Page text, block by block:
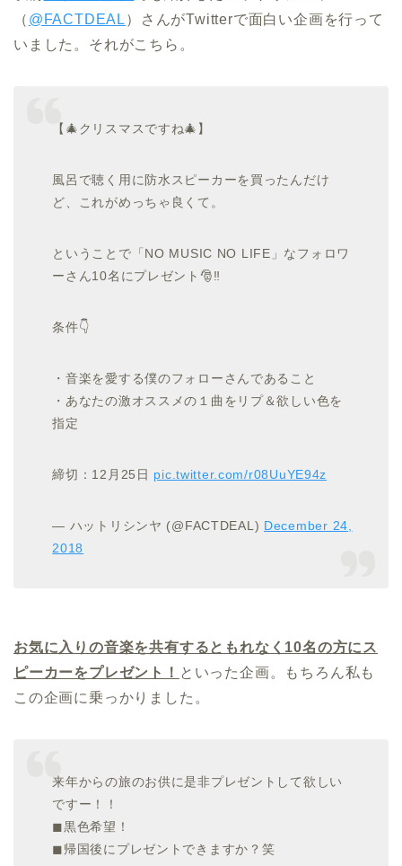
（ @FACTDEAL ）さんがTwitterで面白い企画を行って
いました。それがこちら。
【🎄クリスマスですね🎄】
風呂で聴く用に防水スピーカーを買ったんだけ
ど、これがめっちゃ良くて。
ということで「NO MUSIC NO LIFE」なフォロワ
ーさん10名にプレゼント🎅‼️
条件👇
・音楽を愛する僕のフォローさんであること
・あなたの激オススメの１曲をリプ＆欲しい色を
指定
締切：12月25日 pic.twitter.com/r08UuYE94z
— ハットリシンヤ (@FACTDEAL) December 24,
2018
お気に入りの音楽を共有するともれなく10名の方にス
ピーカーをプレゼント！ といった企画。もちろん私も
この企画に乗っかりました。
来年からの旅のお供に是非プレゼントして欲しい
ですー！！
◼︎黒色希望！
◼︎帰国後にプレゼントできますか？笑